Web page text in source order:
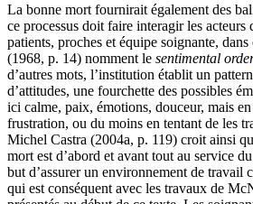
La bonne mort fournirait également des
ce processus doit faire interagir les acteurs
patients, proches et équipe soignante,
(1968, p. 14) nomment le sentimental
d’autres mots, l’institution établit un
d’attitudes, une fourchette des possibles
ici calme, paix, émotions, douceur, mais
frustration, ou du moins en tentant de les
Michel Castra (2004a, p. 119) croit ainsi
mort est d’abord et avant tout au service
but d’assurer un environnement de travail
qui est conséquent avec les travaux de